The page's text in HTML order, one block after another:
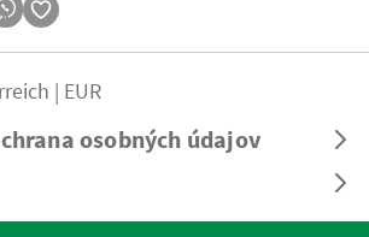
osobných údajov
| EUR